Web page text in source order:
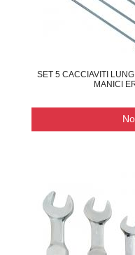
SET 5 CACCIAVITI
MANICI